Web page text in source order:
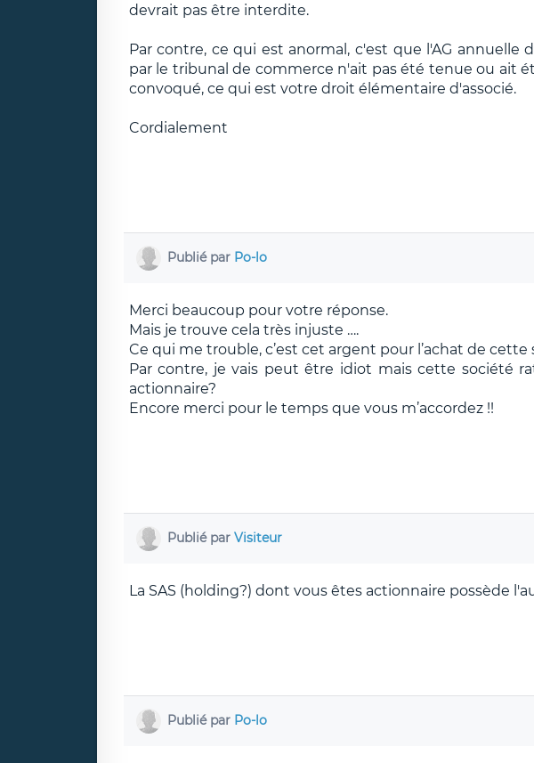
devrait pas être interdite.
Par contre, ce qui est anormal, c'est que l'AG annuelle
par le tribunal de commerce n'ait pas été tenue ou ait
convoqué, ce qui est votre droit élémentaire d'associé.
Cordialement
Publié par Po-lo
Merci beaucoup pour votre réponse.
Mais je trouve cela très injuste ….
Ce qui me trouble, c’est cet argent pour l’achat de
Par contre, je vais peut être idiot mais cette société
actionnaire?
Encore merci pour le temps que vous m’accordez !!
Publié par Visiteur
La SAS (holding?) dont vous êtes actionnaire possède
Publié par Po-lo